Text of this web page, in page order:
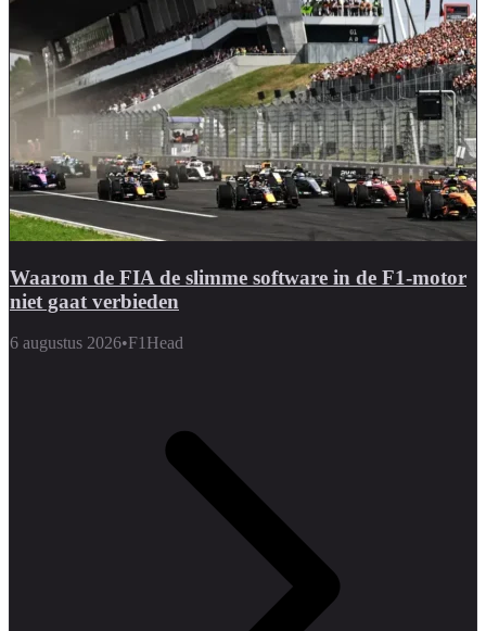
Waarom de FIA de slimme software in de F1-motor
niet gaat verbieden
6 augustus 2026•F1Head